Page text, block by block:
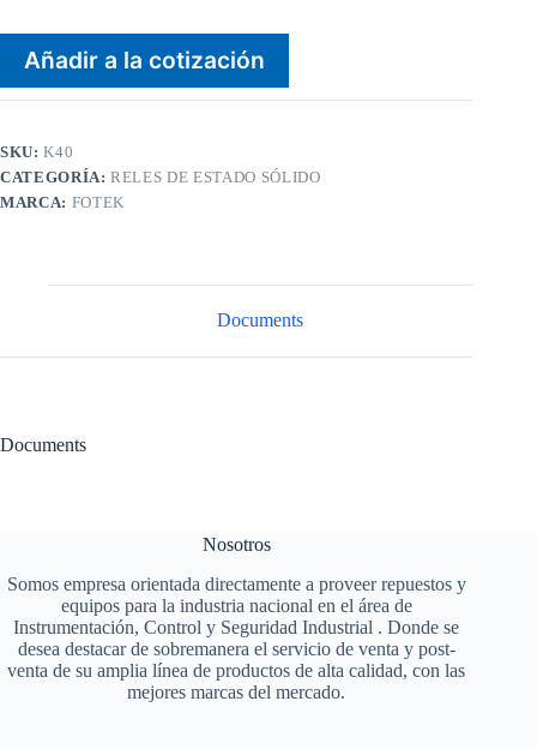
Añadir a la cotización
SKU:K40
CATEGORÍA:RELES DE ESTADO SÓLIDO
MARCA: FOTEK
Documents
Documents
Nosotros
Somos empresa orientada directamente a proveer repuestos y
equipos para la industria nacional en el área de
Instrumentación, Control y Seguridad Industrial . Donde se
desea destacar de sobremanera el servicio de venta y post-
venta de su amplia línea de productos de alta calidad, con las
mejores marcas del mercado.